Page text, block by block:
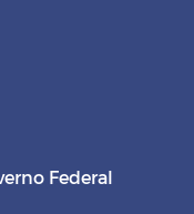
Federal